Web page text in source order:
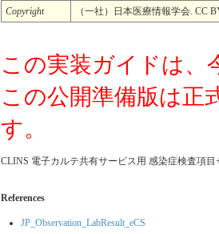
Copyright
（一社）日本医療情報学会. CC
この実装ガイドは、
この公開準備版は正
す。
CLINS 電子カルテ共有サービス用 感染症検査項
References
JP_Observation_LabResult_eCS